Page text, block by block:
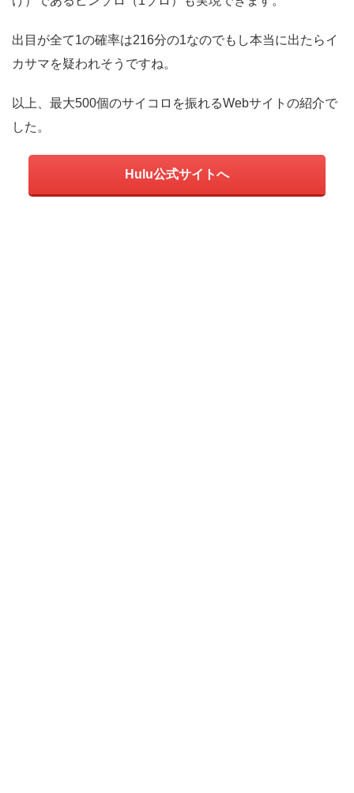
出目が全て1の確率は216分の1なのでもし本当に出たらイ
カサマを疑われそうですね。
以上、最大500個のサイコロを振れるWebサイトの紹介で
した。
Hulu公式サイトへ